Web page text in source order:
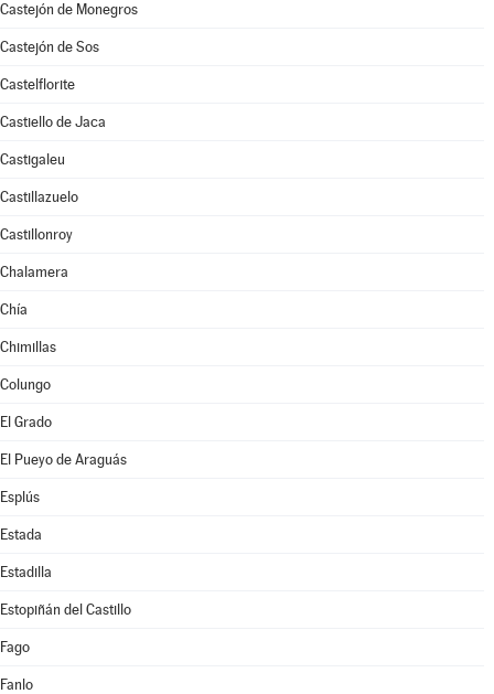
Castejón de Monegros
Castejón de Sos
Castelflorite
Castiello de Jaca
Castigaleu
Castillazuelo
Castillonroy
Chalamera
Chía
Chimillas
Colungo
El Grado
El Pueyo de Araguás
Esplús
Estada
Estadilla
Estopiñán del Castillo
Fago
Fanlo